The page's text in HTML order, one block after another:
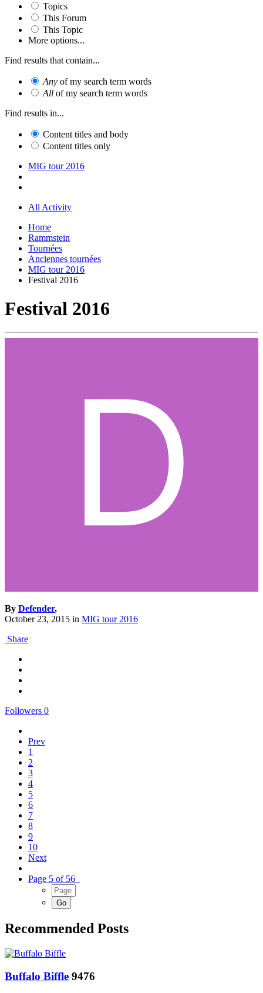
Topics
This Forum
This Topic
More options...
Find results that contain...
Any of my search term words
All of my search term words
Find results in...
Content titles and body
Content titles only
MIG tour 2016
All Activity
Home
Rammstein
Tournées
Anciennes tournées
MIG tour 2016
Festival 2016
Festival 2016
By Defender,
October 23, 2015 in MIG tour 2016
Share
Followers 0
Prev
1
2
3
4
5
6
7
8
9
10
Next
Page 5 of 56
Recommended Posts
Buffalo Biffle 9476